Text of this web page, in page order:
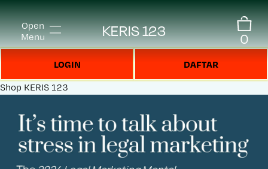
Open
Menu
KERIS 123 0
LOGIN DAFTAR
Shop KERIS 123